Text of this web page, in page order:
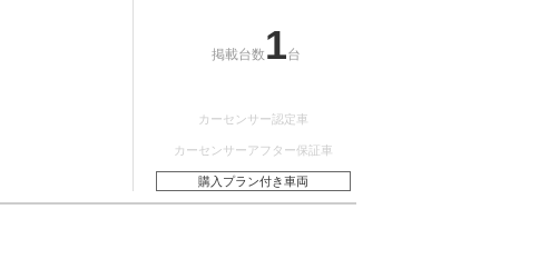
掲載台数 1台
カーセンサー認定車
カーセンサーアフター保証車
購入プラン付き車両